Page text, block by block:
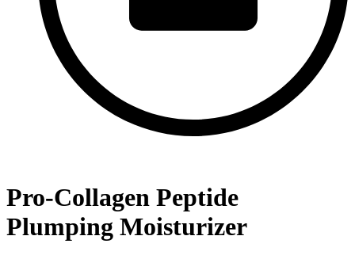
Pro-Collagen Peptide
Plumping Moisturizer